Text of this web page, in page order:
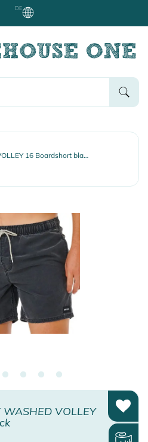
DE
OFFSET WASHED VOLLEY 16 Boardshort black
WASHED VOLLEY